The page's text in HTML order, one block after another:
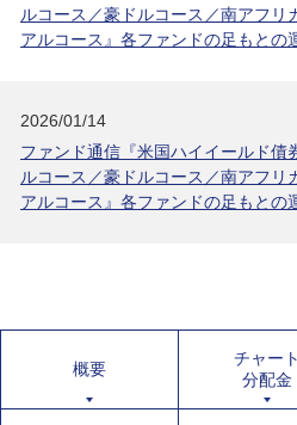
ルコース／豪ドルコース／南アフリ
アルコース』各ファンドの足もとの
2026/01/14
ファンド通信『米国ハイイールド
ルコース／豪ドルコース／南アフリ
アルコース』各ファンドの足もとの
概要
チャート
分配金